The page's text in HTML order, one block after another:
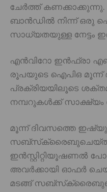
ചേർത്ത്
ബാൻഡിൽ നിന്ന് ഒരു
സാധ്യതയുള്ള നേട്ടം
എൻവിറോ ഇൻഫ്രാ
രൂപയുടെ ഐപിഒ മൂന്ന്
പ്രക്രിയയിലൂടെ
നമ്പറുകൾക്ക് സാക്ഷ്യം
മൂന്ന് ദിവസത്തെ
അവർക്കായി ഓഫർ
മടങ്ങ്